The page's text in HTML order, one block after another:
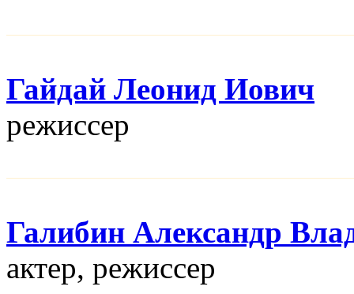
Гайдай Леонид Иович
режисcер
Галибин Александр
актер, режисcер